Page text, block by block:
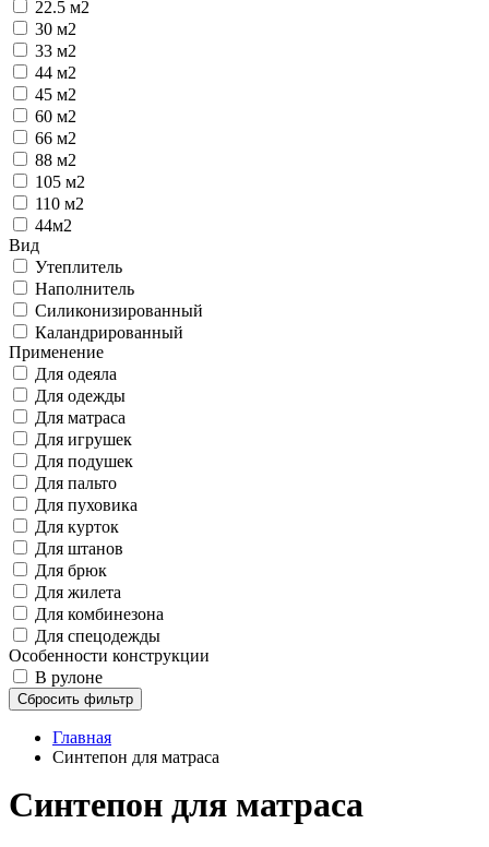
22.5 м2
30 м2
33 м2
44 м2
45 м2
60 м2
66 м2
88 м2
105 м2
110 м2
44м2
Вид
Утеплитель
Наполнитель
Силиконизированный
Каландрированный
Применение
Для одеяла
Для одежды
Для матраса
Для игрушек
Для подушек
Для пальто
Для пуховика
Для курток
Для штанов
Для брюк
Для жилета
Для комбинезона
Для спецодежды
Особенности конструкции
В рулоне
Сбросить фильтр
Главная
Синтепон для матраса
Синтепон для матраса